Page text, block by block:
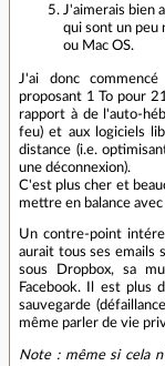
J'aimerais bien
qui sont un peu
ou Mac OS.
J'ai donc
proposant 1 To pour
rapport à de l'auto-
feu) et aux logiciels
distance (i.e.
une déconnexion).
C'est plus cher et
mettre en balance
Un contre-point
aurait tous ses emails
sous Dropbox, sa
Facebook. Il est plus
sauvegarde
même parler de vie
Note : même si cela